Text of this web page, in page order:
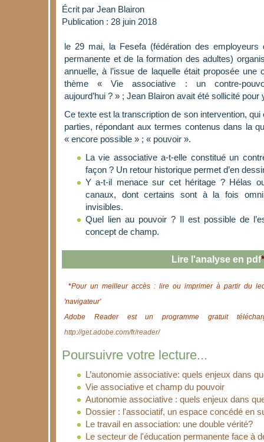
Écrit par Jean Blairon
Publication : 28 juin 2018
le 29 mai, la Fesefa (fédération des employeurs
permanente et de la formation des adultes)
annuelle, à l’issue de laquelle était proposée une
thème « Vie associative : un contre-
aujourd’hui ? » ; Jean Blairon avait été sollicité pour
Ce texte est la transcription de son intervention,
parties, répondant aux termes contenus dans la
« encore possible » ; « pouvoir ».
La vie associative a-t-elle constitué un
façon ? Un retour historique permet d’en
Y a-t-il menace sur cet héritage ? Hélas
canaux, dont certains sont à la fois
invisibles.
Quel lien au pouvoir ? Il est possible de
concept de champ.
Lire l'analyse en pdf*
*Pour un meilleur accès : lire ou imprimer à partir du
'navigateur'
Adobe Reader est un programme gratuit
http://get.adobe.com/fr/reader/
Poursuivre votre lecture...
L’autonomie associative: quels enjeux dans
Vie associative et champ du pouvoir
Autonomie associative : quels enjeux dans
Dossier : l'associatif, un espace concédé en
Le travail en association: une double vérité?
Le secteur de l'éducation permanente face à